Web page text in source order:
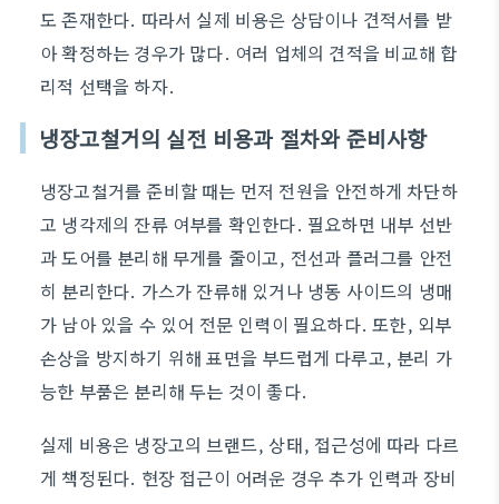
도 존재한다. 따라서 실제 비용은 상담이나 견적서를 받
아 확정하는 경우가 많다. 여러 업체의 견적을 비교해 합
리적 선택을 하자.
냉장고철거의 실전 비용과 절차와 준비사항
냉장고철거를 준비할 때는 먼저 전원을 안전하게 차단하
고 냉각제의 잔류 여부를 확인한다. 필요하면 내부 선반
과 도어를 분리해 무게를 줄이고, 전선과 플러그를 안전
히 분리한다. 가스가 잔류해 있거나 냉동 사이드의 냉매
가 남아 있을 수 있어 전문 인력이 필요하다. 또한, 외부
손상을 방지하기 위해 표면을 부드럽게 다루고, 분리 가
능한 부품은 분리해 두는 것이 좋다.
실제 비용은 냉장고의 브랜드, 상태, 접근성에 따라 다르
게 책정된다. 현장 접근이 어려운 경우 추가 인력과 장비